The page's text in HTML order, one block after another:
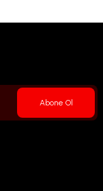
Abone Ol